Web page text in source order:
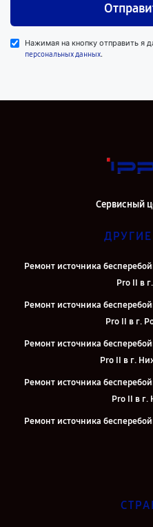
Нажимая на кнопку отправить я
персональных данных.
Сервисный
Ремонт источника
Pro II в
Ремонт источника
Pro II в г.
Ремонт источника
Pro II в г.
Ремонт источника
Pro II в г.
Ремонт источника
Ремонт источника